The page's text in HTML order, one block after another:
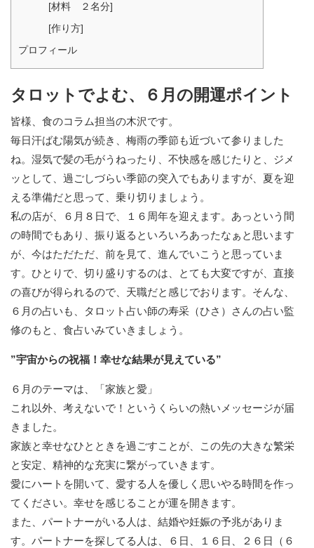
[材料 ２名分]
[作り方]
プロフィール
タロットでよむ、６月の開運ポイント
皆様、食のコラム担当の木沢です。
毎日汗ばむ陽気が続き、梅雨の季節も近づいて参りました
ね。湿気で髪の毛がうねったり、不快感を感じたりと、ジメ
ッとして、過ごしづらい季節の突入でもありますが、夏を迎
える準備だと思って、乗り切りましょう。
私の店が、６月８日で、１６周年を迎えます。あっという間
の時間でもあり、振り返るといろいろあったなぁと思います
が、今はただただ、前を見て、進んでいこうと思っていま
す。ひとりで、切り盛りするのは、とても大変ですが、直接
の喜びが得られるので、天職だと感じでおります。そんな、
６月の占いも、タロット占い師の寿采（ひさ）さんの占い監
修のもと、食占いみていきましょう。
”宇宙からの祝福！幸せな結果が見えている”
６月のテーマは、「家族と愛」
これ以外、考えないで！というくらいの熱いメッセージが届
きました。
家族と幸せなひとときを過ごすことが、この先の大きな繁栄
と安定、精神的な充実に繋がっていきます。
愛にハートを開いて、愛する人を優しく思いやる時間を作っ
てください。幸せを感じることが運を開きます。
また、パートナーがいる人は、結婚や妊娠の予兆がありま
す。パートナーを探してる人は、６日、１６日、２６日（６